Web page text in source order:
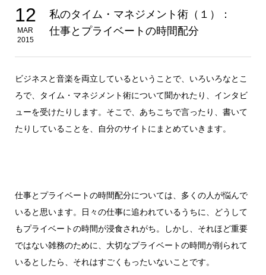
12
MAR
2015
私のタイム・マネジメント術（１）：
仕事とプライベートの時間配分
ビジネスと音楽を両立しているということで、いろいろなとこ
ろで、タイム・マネジメント術について聞かれたり、インタビ
ューを受けたりします。そこで、あちこちで言ったり、書いて
たりしていることを、自分のサイトにまとめていきます。
仕事とプライベートの時間配分については、多くの人が悩んで
いると思います。日々の仕事に追われているうちに、どうして
もプライベートの時間が浸食されがち。しかし、それほど重要
ではない雑務のために、大切なプライベートの時間が削られて
いるとしたら、それはすごくもったいないことです。